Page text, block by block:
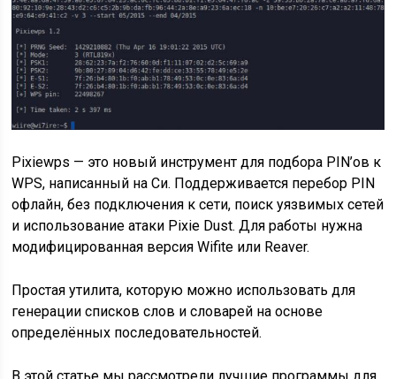
Pixiewps — это новый инструмент для подбора PIN’ов к
WPS, написанный на Си. Поддерживается перебор PIN
офлайн, без подключения к сети, поиск уязвимых сетей
и использование атаки Pixie Dust. Для работы нужна
модифицированная версия Wifite или Reaver.
Простая утилита, которую можно использовать для
генерации списков слов и словарей на основе
определённых последовательностей.